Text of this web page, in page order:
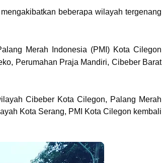
beberapa wilayah tergenang
Merah Indonesia (PMI) Kota Cilegon
Perumahan Praja Mandiri, Cibeber Barat
Cibeber Kota Cilegon, Palang Merah
Kota Serang, PMI Kota Cilegon kembali